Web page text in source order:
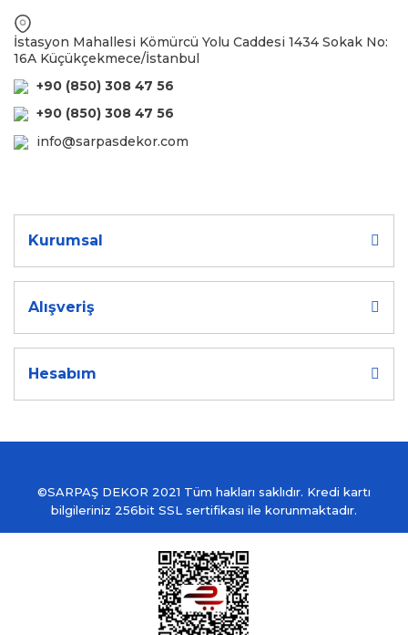
İstasyon Mahallesi Kömürcü Yolu Caddesi 1434 Sokak No:
16A Küçükçekmece/İstanbul
+90 (850) 308 47 56
+90 (850) 308 47 56
info@sarpasdekor.com
Kurumsal
Alışveriş
Hesabım
©SARPAŞ DEKOR 2021 Tüm hakları saklıdır. Kredi kartı
bilgileriniz 256bit SSL sertifikası ile korunmaktadır.